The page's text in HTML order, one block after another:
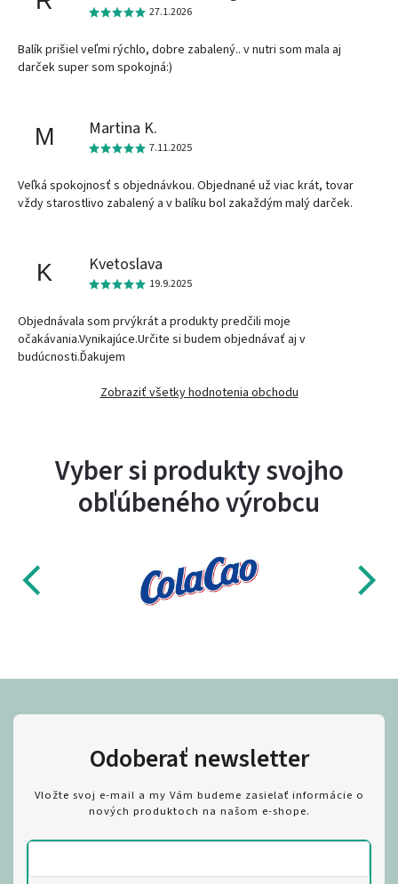
27.1.2026
Balík prišiel veľmi rýchlo, dobre zabalený.. v nutri som mala aj
darček super som spokojná:)
M Martina K.
7.11.2025
Veľká spokojnosť s objednávkou. Objednané už viac krát, tovar
vždy starostlivo zabalený a v balíku bol zakaždým malý darček.
K Kvetoslava
19.9.2025
Objednávala som prvýkrát a produkty predčili moje
očakávania.Vynikajúce.Určite si budem objednávať aj v
budúcnosti.Ďakujem
Zobraziť všetky hodnotenia obchodu
Vyber si produkty svojho
obľúbeného výrobcu
Odoberať newsletter
Vložte svoj e-mail a my Vám budeme zasielať informácie o
nových produktoch na našom e-shope.